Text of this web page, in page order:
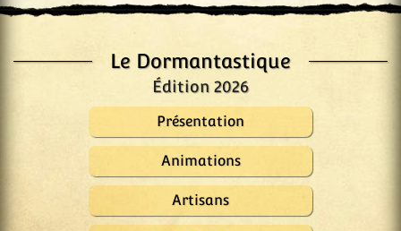
Le Dormantastique
Édition 2026
Présentation
Animations
Artisans